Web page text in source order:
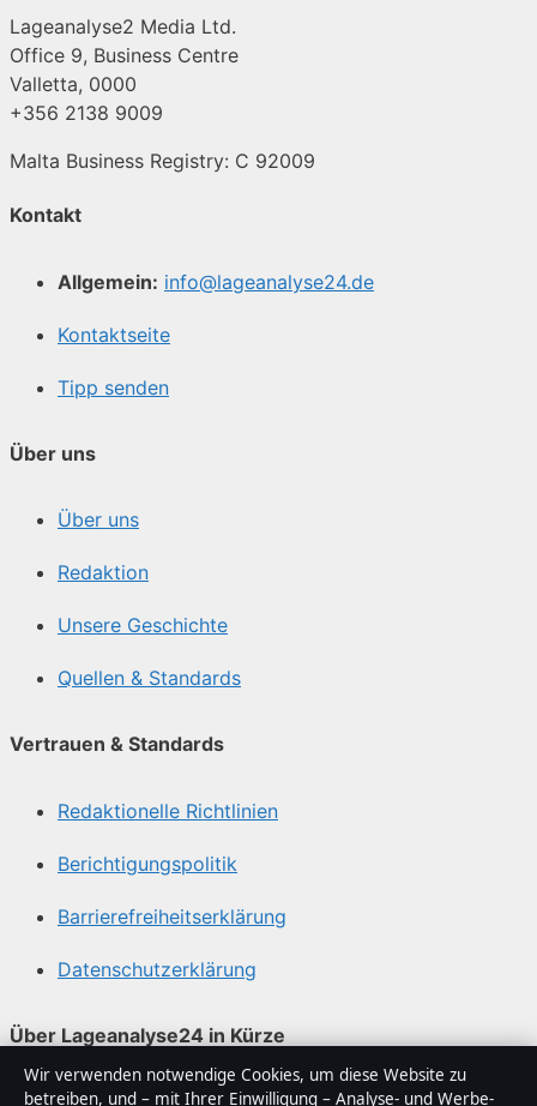
Lageanalyse2 Media Ltd.
Office 9, Business Centre
Valletta, 0000
+356 2138 9009
Malta Business Registry: C 92009
Kontakt
Allgemein: info@lageanalyse24.de
Kontaktseite
Tipp senden
Über uns
Über uns
Redaktion
Unsere Geschichte
Quellen & Standards
Vertrauen & Standards
Redaktionelle Richtlinien
Berichtigungspolitik
Barrierefreiheitserklärung
Datenschutzerklärung
Über Lageanalyse24 in Kürze
Lageanalyse24 ist ein unabhängiger digitaler
Wir verwenden notwendige Cookies, um diese Website zu
betreiben, und – mit Ihrer Einwilligung – Analyse- und Werbe-